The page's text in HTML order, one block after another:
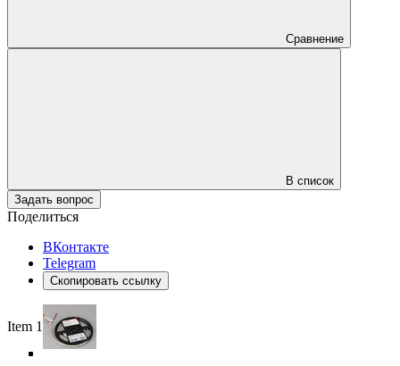
Сравнение
В список
Задать вопрос
Поделиться
ВКонтакте
Telegram
Скопировать ссылку
Item 1 of 5